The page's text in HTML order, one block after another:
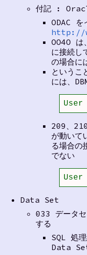
付記 :
ODAC を
http://
OO4O
に接続
の場合に
というこ
には、
209、
が動いて
る場合の
でない
Data Set
033 データセ
する
SQL 処
Data